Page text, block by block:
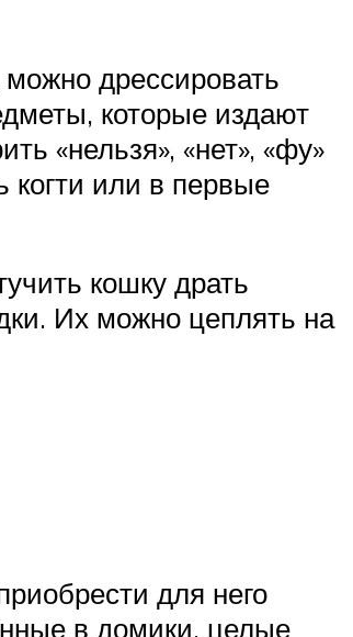
дрессировать
которые издают
«нельзя», «нет», «фу»
когти или в первые
кошку драть
Их можно цеплять на
для него
в домики, целые